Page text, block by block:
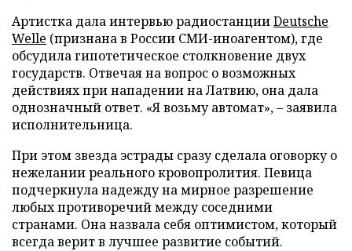
Артистка дала интервью радиостанцииDeutsche
Welle (признана в России СМИ-иноагентом), где
обсудила гипотетическое столкновение двух
государств. Отвечая на вопрос о возможных
действиях при нападении на Латвию, она дала
однозначный ответ. «Я возьму автомат», – заявила
исполнительница.
При этом звезда эстрады сразу сделала оговорку о
нежелании реального кровопролития. Певица
подчеркнула надежду на мирное разрешение
любых противоречий между соседними
странами. Она назвала себя оптимистом, который
всегда верит в лучшее развитие событий.